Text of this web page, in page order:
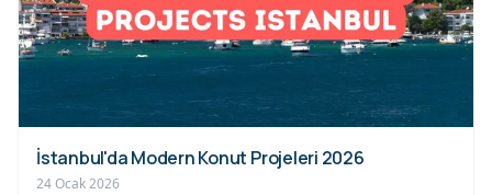
İstanbul'da Modern Konut Projeleri 2026
24 Ocak 2026